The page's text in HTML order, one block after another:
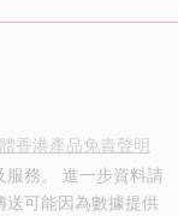
香港產品免責聲明
服務。 進一步資料請
可能因為數據提供